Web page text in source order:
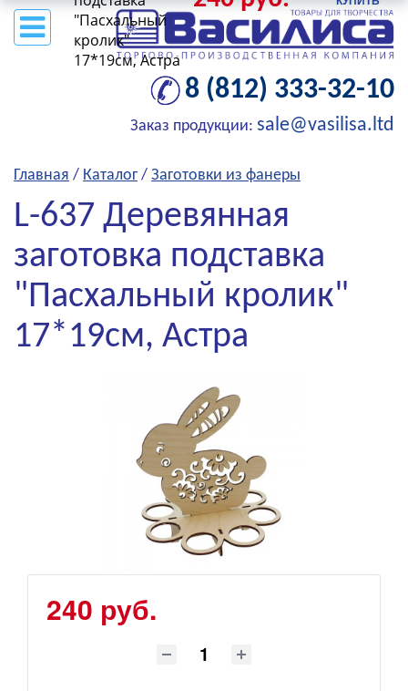
8 (812) 333-32-10
Заказ продукции: sale@vasilisa.ltd
Главная / Каталог / Заготовки из фанеры
L-637 Деревянная
заготовка подставка
"Пасхальный кролик"
17*19см, Астра
240 руб.
"Пасхальный
кролик"
17*19см, Астра